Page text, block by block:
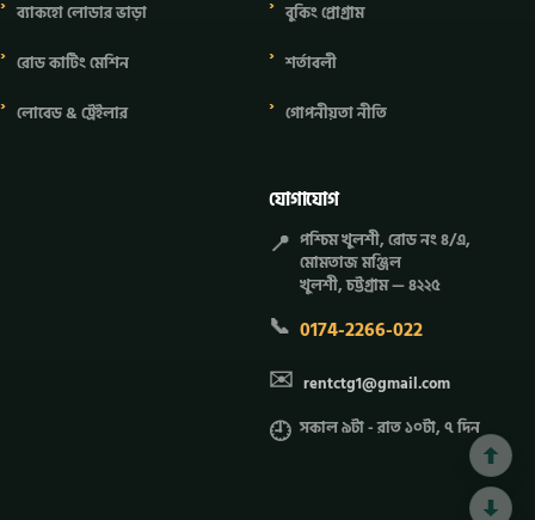
ব্যাকহো লোডার ভাড়া
রোড কাটিং মেশিন
লোবেড & ট্রেইলার
বুকিং প্রোগ্রাম
শর্তাবলী
গোপনীয়তা নীতি
যোগাযোগ
📍 পশ্চিম খুলশী, রোড নং ৪/এ,
মোমতাজ মঞ্জিল
খুলশী, চট্টগ্রাম — ৪২২৫
📞 0174-2266-022
✉️ rentctg1@gmail.com
🕘 সকাল ৯টা - রাত ১০টা, ৭ দিন